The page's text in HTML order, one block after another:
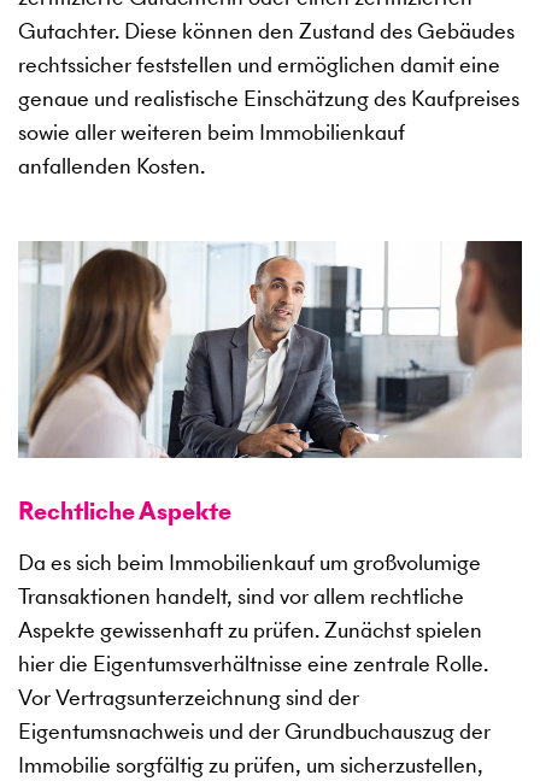
Gutachter. Diese können den Zustand des Gebäudes
rechtssicher feststellen und ermöglichen damit eine
genaue und realistische Einschätzung des Kaufpreises
sowie aller weiteren beim Immobilienkauf
anfallenden Kosten.
Rechtliche Aspekte
Da es sich beim Immobilienkauf um großvolumige
Transaktionen handelt, sind vor allem rechtliche
Aspekte gewissenhaft zu prüfen. Zunächst spielen
hier die Eigentumsverhältnisse eine zentrale Rolle.
Vor Vertragsunterzeichnung sind der
Eigentumsnachweis und der Grundbuchauszug der
Immobilie sorgfältig zu prüfen, um sicherzustellen,